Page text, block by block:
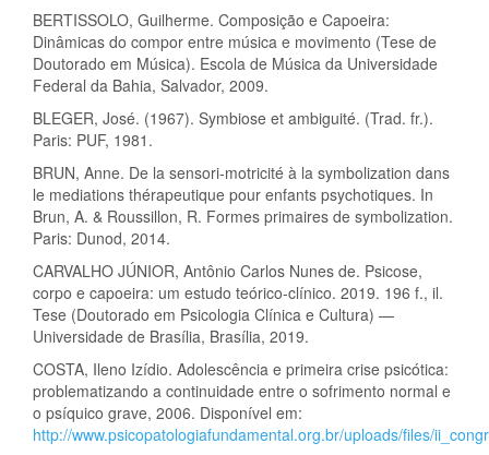
BERTISSOLO, Guilherme. Composição e Capoeira:
Dinâmicas do compor entre música e movimento (Tese de
Doutorado em Música). Escola de Música da Universidade
Federal da Bahia, Salvador, 2009.
BLEGER, José. (1967). Symbiose et ambiguité. (Trad. fr.).
Paris: PUF, 1981.
BRUN, Anne. De la sensori-motricité à la symbolization dans
le mediations thérapeutique pour enfants psychotiques. In
Brun, A. & Roussillon, R. Formes primaires de symbolization.
Paris: Dunod, 2014.
CARVALHO JÚNIOR, Antônio Carlos Nunes de. Psicose,
corpo e capoeira: um estudo teórico-clínico. 2019. 196 f., il.
Tese (Doutorado em Psicologia Clínica e Cultura) —
Universidade de Brasília, Brasília, 2019.
COSTA, Ileno Izídio. Adolescência e primeira crise psicótica:
problematizando a continuidade entre o sofrimento normal e
o psíquico grave, 2006. Disponível em:
http://www.psicopatologiafundamental.org.br/uploads/files/